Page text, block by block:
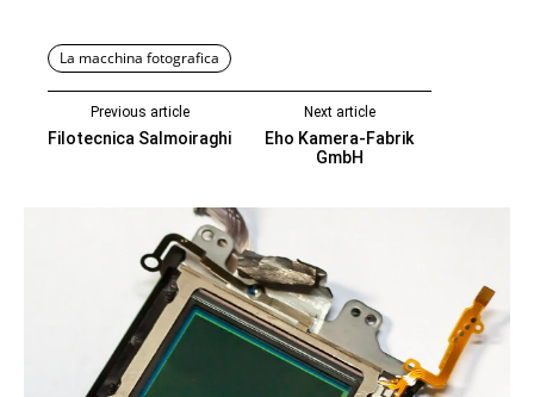
La macchina fotografica
Previous article
Filotecnica Salmoiraghi
Next article
Eho Kamera-Fabrik
GmbH